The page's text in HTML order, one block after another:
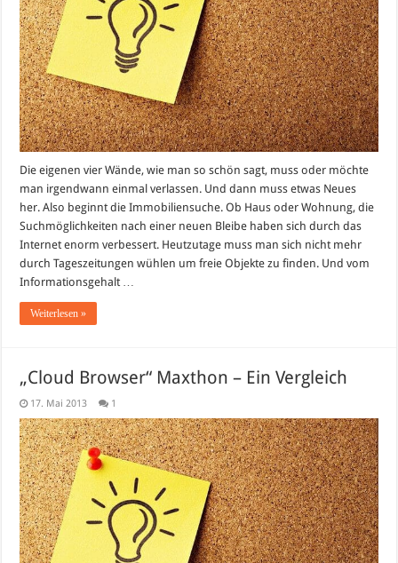
Die eigenen vier Wände, wie man so schön sagt, muss oder möchte
man irgendwann einmal verlassen. Und dann muss etwas Neues
her. Also beginnt die Immobiliensuche. Ob Haus oder Wohnung, die
Suchmöglichkeiten nach einer neuen Bleibe haben sich durch das
Internet enorm verbessert. Heutzutage muss man sich nicht mehr
durch Tageszeitungen wühlen um freie Objekte zu finden. Und vom
Informationsgehalt …
Weiterlesen »
„Cloud Browser“ Maxthon – Ein Vergleich
17. Mai 2013 1